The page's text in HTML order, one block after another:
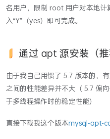
名用户，限制 root 用户对本地计
入“Y”（yes）即可完成。
通过 apt 源安装（推
由于我自己用惯了 5.7 版本的，
之间的性能差异并不大（ 5.7 偏
于多线程操作时的稳定性能）
直接下载我这个版本mysql-apt-